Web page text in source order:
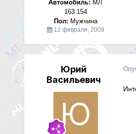
Автомобиль: МЛ
163.154
Пол: Мужчина
12 февраля, 2009
Юрий
Васильевич